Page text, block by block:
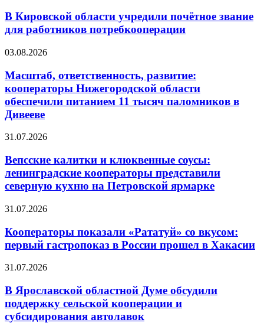
В Кировской области учредили почётное звание
для работников потребкооперации
03.08.2026
Масштаб, ответственность, развитие:
кооператоры Нижегородской области
обеспечили питанием 11 тысяч паломников в
Дивееве
31.07.2026
Вепсские калитки и клюквенные соусы:
ленинградские кооператоры представили
северную кухню на Петровской ярмарке
31.07.2026
Кооператоры показали «Рататуй» со вкусом:
первый гастропоказ в России прошел в Хакасии
31.07.2026
В Ярославской областной Думе обсудили
поддержку сельской кооперации и
субсидирования автолавок